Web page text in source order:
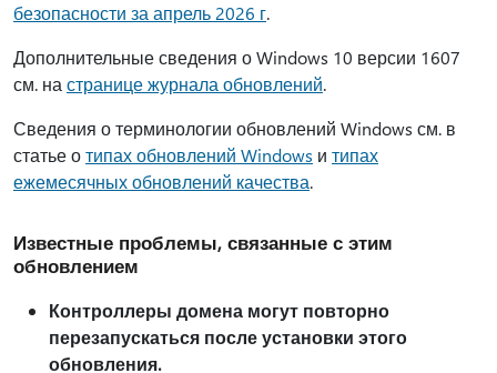
безопасности за апрель 2026 г.
Дополнительные сведения о Windows 10 версии 1607
см. на странице журнала обновлений.
Сведения о терминологии обновлений Windows см. в
статье отипах обновлений Windows и типах
ежемесячных обновлений качества.
Известные проблемы, связанные с этим
обновлением
Контроллеры домена могут повторно
перезапускаться после установки этого
обновления.